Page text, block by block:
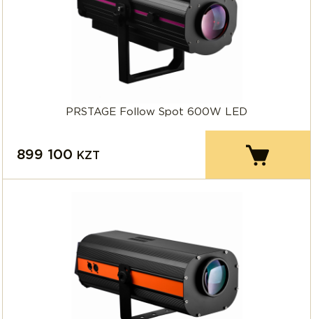
PRSTAGE Follow Spot 600W LED
899 100 KZT